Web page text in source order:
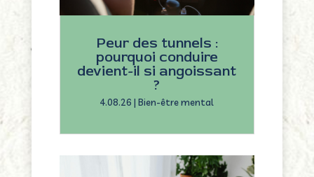
Peur des tunnels :
pourquoi conduire
devient-il si angoissant
?
4.08.26 |Bien-être mental